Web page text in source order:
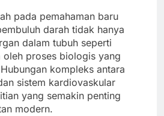
pada pemahaman baru
darah tidak hanya
dalam tubuh seperti
oleh proses biologis yang
kompleks antara
sistem kardiovaskular
yang semakin penting
modern.